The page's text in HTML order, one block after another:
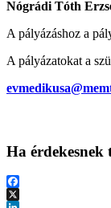
Nógrádi Tóth
A pályázáshoz a
A pályázatokat a
Ha érdekesnek
Facebook